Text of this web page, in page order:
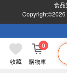
收藏 購物車
0
食
Copyright©2026